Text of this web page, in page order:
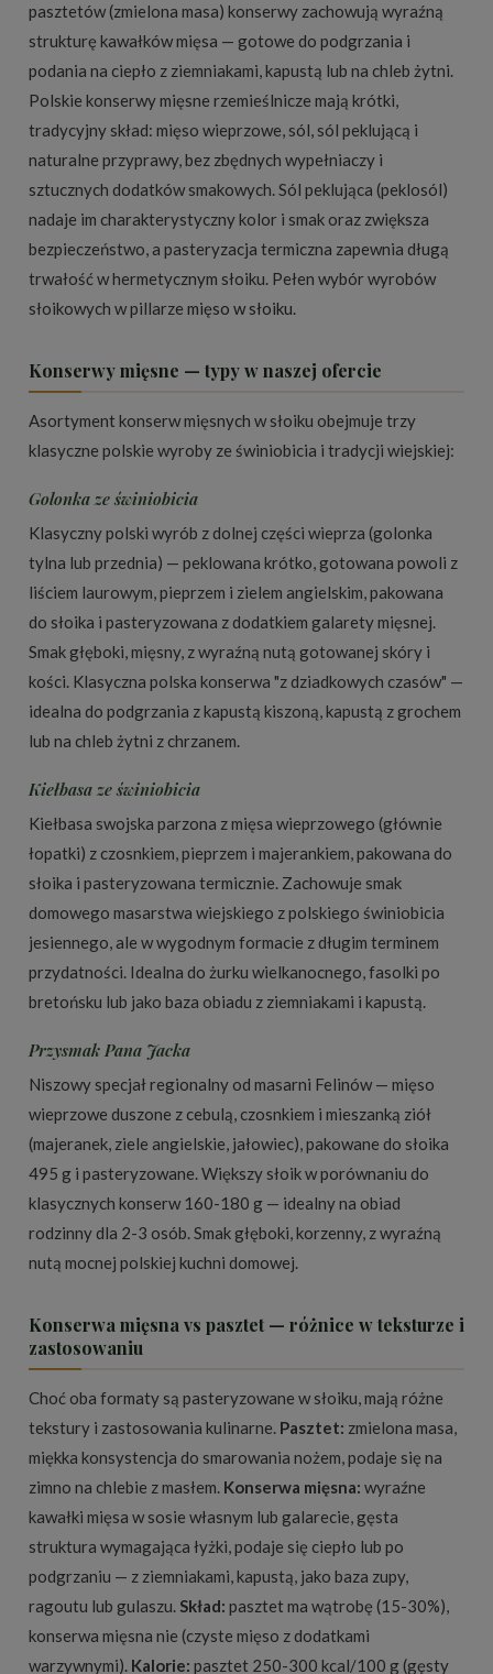
pasztetów (zmielona masa) konserwy zachowują wyraźną
strukturę kawałków mięsa — gotowe do podgrzania i
podania na ciepło z ziemniakami, kapustą lub na chleb żytni.
Polskie konserwy mięsne rzemieślnicze mają krótki,
tradycyjny skład: mięso wieprzowe, sól, sól peklującą i
naturalne przyprawy, bez zbędnych wypełniaczy i
sztucznych dodatków smakowych. Sól peklująca (peklosól)
nadaje im charakterystyczny kolor i smak oraz zwiększa
bezpieczeństwo, a pasteryzacja termiczna zapewnia długą
trwałość w hermetycznym słoiku. Pełen wybór wyrobów
słoikowych w pillarze mięso w słoiku.
Konserwy mięsne — typy w naszej ofercie
Asortyment konserw mięsnych w słoiku obejmuje trzy
klasyczne polskie wyroby ze świniobicia i tradycji wiejskiej:
Golonka ze świniobicia
Klasyczny polski wyrób z dolnej części wieprza (golonka
tylna lub przednia) — peklowana krótko, gotowana powoli z
liściem laurowym, pieprzem i zielem angielskim, pakowana
do słoika i pasteryzowana z dodatkiem galarety mięsnej.
Smak głęboki, mięsny, z wyraźną nutą gotowanej skóry i
kości. Klasyczna polska konserwa "z dziadkowych czasów" —
idealna do podgrzania z kapustą kiszoną, kapustą z grochem
lub na chleb żytni z chrzanem.
Kiełbasa ze świniobicia
Kiełbasa swojska parzona z mięsa wieprzowego (głównie
łopatki) z czosnkiem, pieprzem i majerankiem, pakowana do
słoika i pasteryzowana termicznie. Zachowuje smak
domowego masarstwa wiejskiego z polskiego świniobicia
jesiennego, ale w wygodnym formacie z długim terminem
przydatności. Idealna do żurku wielkanocnego, fasolki po
bretońsku lub jako baza obiadu z ziemniakami i kapustą.
Przysmak Pana Jacka
Niszowy specjał regionalny od masarni Felinów — mięso
wieprzowe duszone z cebulą, czosnkiem i mieszanką ziół
(majeranek, ziele angielskie, jałowiec), pakowane do słoika
495 g i pasteryzowane. Większy słoik w porównaniu do
klasycznych konserw 160-180 g — idealny na obiad
rodzinny dla 2-3 osób. Smak głęboki, korzenny, z wyraźną
nutą mocnej polskiej kuchni domowej.
Konserwa mięsna vs pasztet — różnice w teksturze i
zastosowaniu
Choć oba formaty są pasteryzowane w słoiku, mają różne
tekstury i zastosowania kulinarne. Pasztet: zmielona masa,
miękka konsystencja do smarowania nożem, podaje się na
zimno na chlebie z masłem. Konserwa mięsna: wyraźne
kawałki mięsa w sosie własnym lub galarecie, gęsta
struktura wymagająca łyżki, podaje się ciepło lub po
podgrzaniu — z ziemniakami, kapustą, jako baza zupy,
ragoutu lub gulaszu. Skład: pasztet ma wątrobę (15-30%),
konserwa mięsna nie (czyste mięso z dodatkami
warzywnymi). Kalorie: pasztet 250-300 kcal/100 g (gęsty